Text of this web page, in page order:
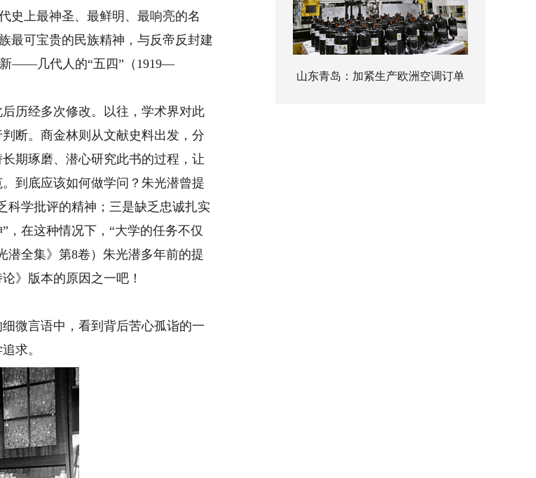
史上最神圣、最鲜明、最响亮的名
最可宝贵的民族精神，与反帝反封建
新——几代人的“五四”（1919—
历经多次修改。以往，学术界对此
断。商金林则从文献史料出发，分
期琢磨、潜心研究此书的过程，让
到底应该如何做学问？朱光潜曾提
科学批评的精神；三是缺乏忠诚扎实
，在这种情况下，“大学的任务不仅
潜全集》第8卷）朱光潜多年前的提
》版本的原因之一吧！
微言语中，看到背后苦心孤诣的一
求。
山东青岛：加紧生产欧洲空调订单